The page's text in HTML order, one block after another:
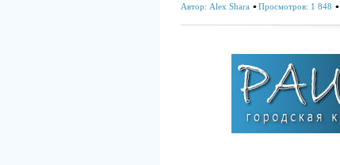
Автор: Alex Shara Просмотров: 1 848